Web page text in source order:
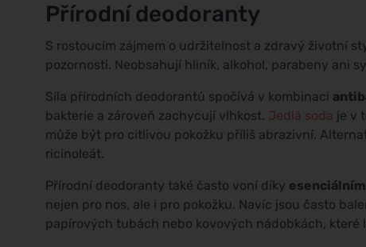
Přírodní deodoranty
S rostoucím zájmem o udržitelnost a zdravý životní
pozornosti. Neobsahují hliník, alkohol, parabeny ani
Síla přírodních deodorantů spočívá v kombinaci
bakterie a zároveň zachycují vlhkost. Jedlá soda je v
může být pro citlivou pokožku příliš abrazivní.
ricinoleát.
Přírodní deodoranty také často voní díky
nejen pro nos, ale i pro pokožku. Navíc jsou často
papírových tubách nebo kovových nádobkách, které